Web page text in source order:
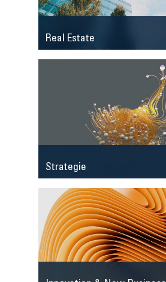
Real Estate
Strategie